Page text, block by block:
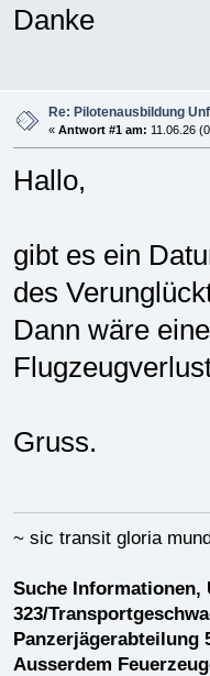
Danke
Re: Pilotenausbildung
« Antwort #1 am: 11.06.26
Hallo,
gibt es ein
des
Dann wäre
Gruss.
~ sic transit gloria
Suche Informationen,
323/
Panzerjägerabteilung
Ausserdem